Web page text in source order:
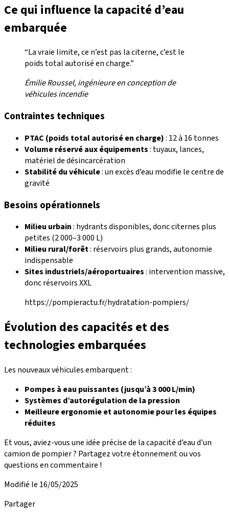
Ce qui influence la capacité d’eau
embarquée
“La vraie limite, ce n’est pas la citerne, c’est le
poids total autorisé en charge.”
Émilie Roussel, ingénieure en conception de
véhicules incendie
Contraintes techniques
PTAC (poids total autorisé en charge): 12 à 16 tonnes
Volume réservé aux équipements: tuyaux, lances,
matériel de désincarcération
Stabilité du véhicule: un excès d’eau modifie le centre de
gravité
Besoins opérationnels
Milieu urbain: hydrants disponibles, donc citernes plus
petites (2 000–3 000 L)
Milieu rural/forêt: réservoirs plus grands, autonomie
indispensable
Sites industriels/aéroportuaires: intervention massive,
donc réservoirs XXL
https://pompieractu.fr/hydratation-pompiers/
Évolution des capacités et des
technologies embarquées
Les nouveaux véhicules embarquent :
Pompes à eau puissantes (jusqu’à 3 000 L/min)
Systèmes d’autorégulation de la pression
Meilleure ergonomie et autonomie pour les équipes
réduites
Et vous, aviez-vous une idée précise de la capacité d’eau d’un
camion de pompier ? Partagez votre étonnement ou vos
questions en commentaire !
Modifié le 16/05/2025
Partager